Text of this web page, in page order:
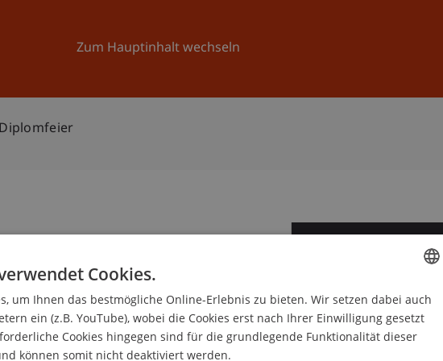
Zum Hauptinhalt wechseln
Universität Aktuelles
Diplomfeier
GERMAN
ENGLISH
Cookies.
um Ihnen das bestmögliche Online-Erlebnis zu bieten. Wir setzen dabei auch
ein (z.B. YouTube), wobei die Cookies erst nach Ihrer Einwilligung gesetzt
Cookies hingegen sind für die grundlegende Funktionalität dieser
können somit nicht deaktiviert werden.